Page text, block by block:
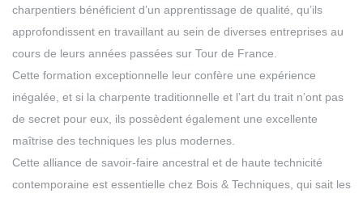
charpentiers bénéficient d’un apprentissage de qualité, qu’ils
approfondissent en travaillant au sein de diverses entreprises au
cours de leurs années passées sur Tour de France.
Cette formation exceptionnelle leur confère une expérience
inégalée, et si la charpente traditionnelle et l’art du trait n’ont pas
de secret pour eux, ils possèdent également une excellente
maîtrise des techniques les plus modernes.
Cette alliance de savoir-faire ancestral et de haute technicité
contemporaine est essentielle chez Bois & Techniques, qui sait les